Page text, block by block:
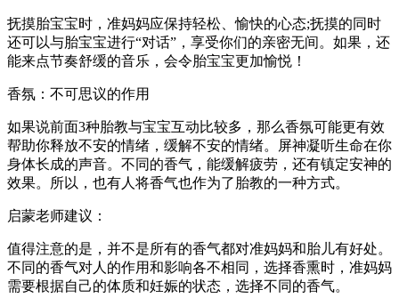
抚摸胎宝宝时，准妈妈应保持轻松、愉快的心态;抚摸的同时
还可以与胎宝宝进行“对话”，享受你们的亲密无间。如果，还
能来点节奏舒缓的音乐，会令胎宝宝更加愉悦！
香氛：不可思议的作用
如果说前面3种胎教与宝宝互动比较多，那么香氛可能更有效
帮助你释放不安的情绪，缓解不安的情绪。屏神凝听生命在你
身体长成的声音。不同的香气，能缓解疲劳，还有镇定安神的
效果。所以，也有人将香气也作为了胎教的一种方式。
启蒙老师建议：
值得注意的是，并不是所有的香气都对准妈妈和胎儿有好处。
不同的香气对人的作用和影响各不相同，选择香熏时，准妈妈
需要根据自己的体质和妊娠的状态，选择不同的香气。